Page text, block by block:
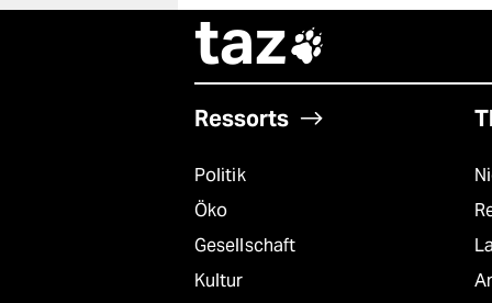
taz
Ressorts
Politik
Öko
Gesellschaft
Kultur